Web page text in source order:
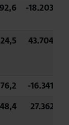
-18.203,6
43.704,6
-16.341,9
27.362,7